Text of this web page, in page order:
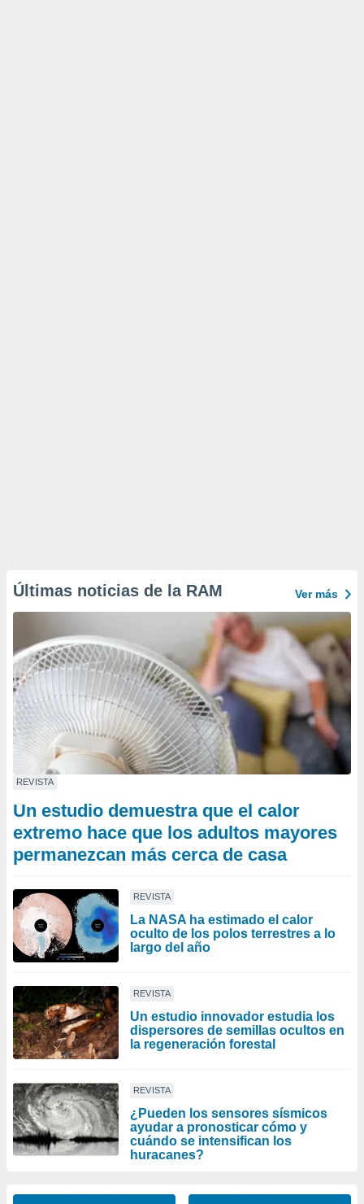
Últimas noticias de la RAM Ver más
REVISTA
Un estudio demuestra que el calor
extremo hace que los adultos mayores
permanezcan más cerca de casa
REVISTA
La NASA ha estimado el calor
oculto de los polos terrestres a lo
largo del año
REVISTA
Un estudio innovador estudia los
dispersores de semillas ocultos en
la regeneración forestal
REVISTA
¿Pueden los sensores sísmicos
ayudar a pronosticar cómo y
cuándo se intensifican los
huracanes?